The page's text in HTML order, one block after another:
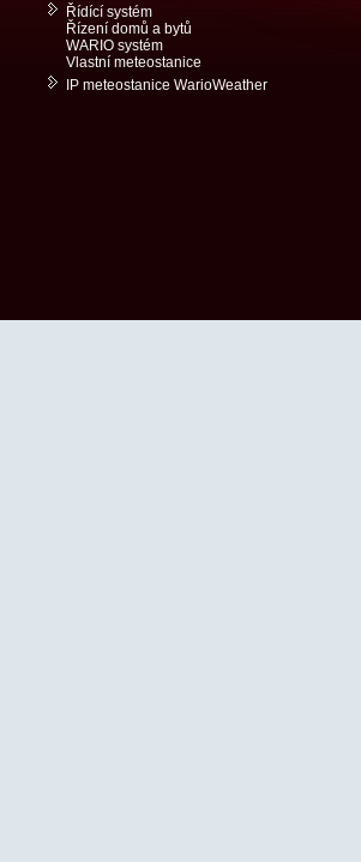
Řídící systém
Řízení domů a bytů
WARIO systém
Vlastní meteostanice
IP meteostanice WarioWeather